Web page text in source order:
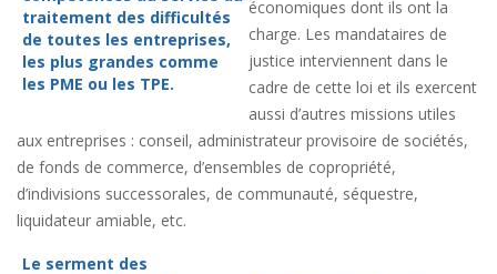
traitement des difficultés
de toutes les entreprises,
les plus grandes comme
les PME ou les TPE.
économiques dont ils ont la
charge. Les mandataires de
justice interviennent dans le
cadre de cette loi et ils exercent
aussi d’autres missions utiles
aux entreprises : conseil, administrateur provisoire de sociétés,
de fonds de commerce, d’ensembles de copropriété,
d’indivisions successorales, de communauté, séquestre,
liquidateur amiable, etc.
Le serment des